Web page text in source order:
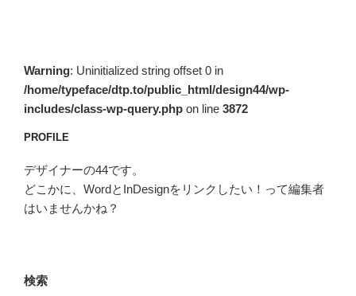
Warning: Uninitialized string offset 0 in
/home/typeface/dtp.to/public_html/design44/wp-
includes/class-wp-query.php on line 3872
PROFILE
デザイナーの44です。
どこかに、WordとInDesignをリンクしたい！って編集者
はいませんかね？
検索